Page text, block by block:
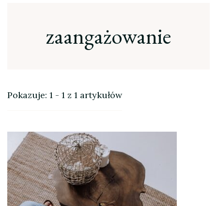
zaangażowanie
Pokazuje: 1 - 1 z 1 artykułów